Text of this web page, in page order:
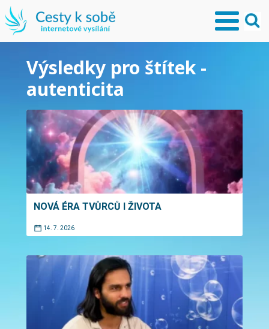
Výsledky pro štítek -
autenticita
NOVÁ ÉRA TVŮRCŮ I ŽIVOTA
14. 7. 2026